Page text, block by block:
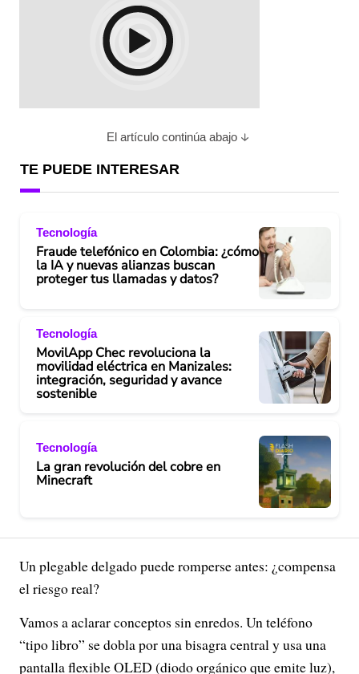
El artículo continúa abajo
TE PUEDE INTERESAR
Tecnología
Fraude telefónico en Colombia: ¿cómo
la IA y nuevas alianzas buscan
proteger tus llamadas y datos?
Tecnología
MovilApp Chec revoluciona la
movilidad eléctrica en Manizales:
integración, seguridad y avance
sostenible
Tecnología
La gran revolución del cobre en
Minecraft
Un plegable delgado puede romperse antes: ¿compensa
el riesgo real?
Vamos a aclarar conceptos sin enredos. Un teléfono
“tipo libro” se dobla por una bisagra central y usa una
pantalla flexible OLED (diodo orgánico que emite luz),